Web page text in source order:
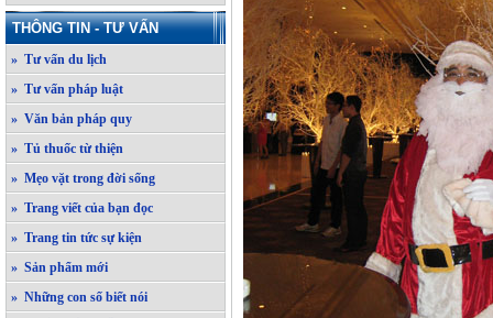
THÔNG TIN - TƯ VẤN
» Tư vấn du lịch
» Tư vấn pháp luật
» Văn bản pháp quy
» Tủ thuốc từ thiện
» Mẹo vặt trong đời sống
» Trang viết của bạn đọc
» Trang tin tức sự kiện
» Sản phẩm mới
» Những con số biết nói